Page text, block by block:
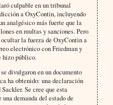
culpable en un tribunal
a OxyContin, incluyendo
analgésico más fuerte que la
en multas y sanciones. Pero
la fuerza de OxyContin a
electrónico con Friedman y
hizo público.
divulgaron en un documento
ha obtenido: una declaración
Se cree que esta
demanda del estado de